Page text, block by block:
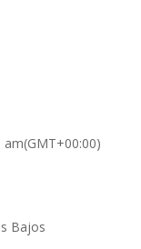
am(GMT+00:00)
Bajos